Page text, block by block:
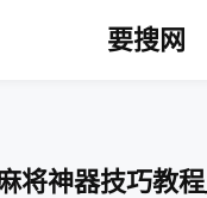
要搜网
将神器技巧教